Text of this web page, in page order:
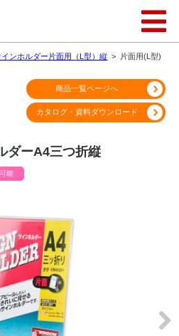
インホルダー片面用（L型）縦 >
片面用(L型)
ダーA4三つ折縦
能
商品一覧ページへ
カタログ・資料ダウンロード